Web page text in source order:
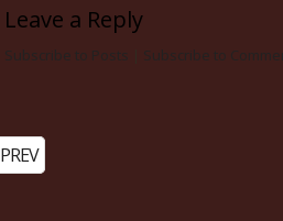
Leave a Reply
Subscribe to Posts Subscribe to
PREV